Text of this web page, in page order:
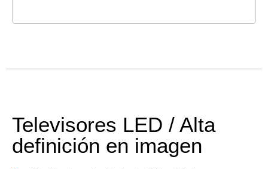
Televisores LED / Alta
definición en imagen